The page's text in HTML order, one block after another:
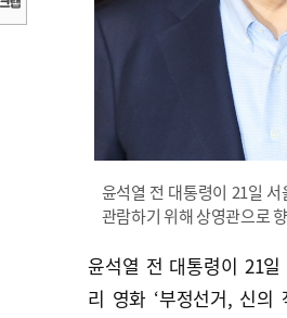
윤석열 전 대통령이 21일
관람하기 위해 상영관으로
윤석열 전 대통령이 21일
리 영화 ‘부정선거, 신의